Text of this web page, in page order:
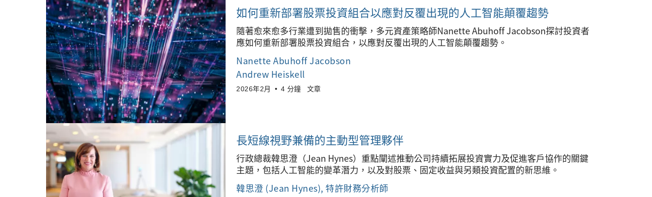
如何重新部署股票投資組合以應對反覆出現的人工智能顛覆趨勢
隨著愈來愈多行業遭到拋售的衝擊，多元資產策略師Nanette Abuhoff Jacobson探討投資者
應如何重新部署股票投資組合，以應對反覆出現的人工智能顛覆趨勢。
Nanette Abuhoff Jacobson
Andrew Heiskell
2026年2月 4 分鐘 文章
長短線視野兼備的主動型管理夥伴
行政總裁韓思澄（Jean Hynes）重點闡述推動公司持續拓展投資實力及促進客戶協作的關鍵
主題，包括人工智能的變革潛力，以及對股票、固定收益與另類投資配置的新思維。
韓思澄 (Jean Hynes), 特許財務分析師